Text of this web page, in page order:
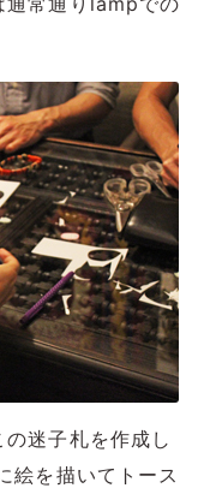
迷子札を作成し
絵を描いてトース